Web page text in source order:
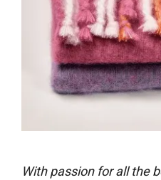
With passion for all the